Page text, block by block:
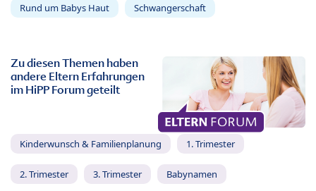
Rund um Babys Haut Schwangerschaft
Zu diesen Themen haben
andere Eltern Erfahrungen
im HiPP Forum geteilt
Kinderwunsch & Familienplanung 1. Trimester
2. Trimester 3. Trimester Babynamen